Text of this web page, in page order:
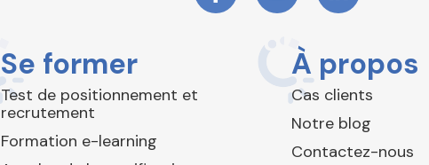
Se former
Test de positionnement et
recrutement
Formation e-learning
À propos
Cas clients
Notre blog
Contactez-nous